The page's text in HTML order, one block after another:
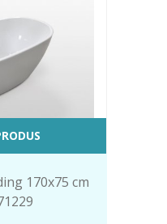
170x75 cm